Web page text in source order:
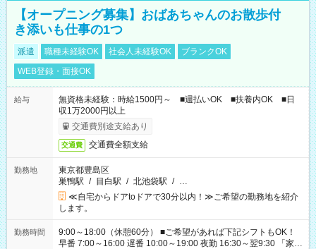
【オープニング募集】おばあちゃんのお散歩付
き添いも仕事の1つ
派遣 職種未経験OK 社会人未経験OK
ブランクOK
WEB登録・面接OK
給与
無資格未経験：時給1500円～ ■週払いOK ■扶養内OK ■日
収1万2000円以上
交通費別途支給あり
交通費 交通費全額支給
勤務地
東京都豊島区
巣鴨駅 / 目白駅 / 北池袋駅 / …
≪自宅からドアtoドアで30分以内！≫ご希望の勤務地を紹介
します。
勤務時間
9:00～18:00（休憩60分） ■ご希望があれば下記シフトもOK！
早番 7:00～16:00 遅番 10:00～19:00 夜勤 16:30～翌9:30 「家族